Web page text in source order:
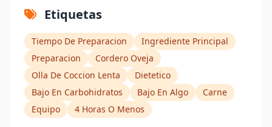
Etiquetas
Tiempo De Preparacion
Ingrediente Principal
Preparacion
Cordero Oveja
Olla De Coccion Lenta
Dietetico
Bajo En Carbohidratos
Bajo En Algo
Carne
Equipo
4 Horas O Menos